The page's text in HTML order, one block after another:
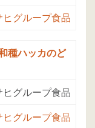
ヒグループ食品
種ハッカのど
ヒグループ食品
ヒグループ食品